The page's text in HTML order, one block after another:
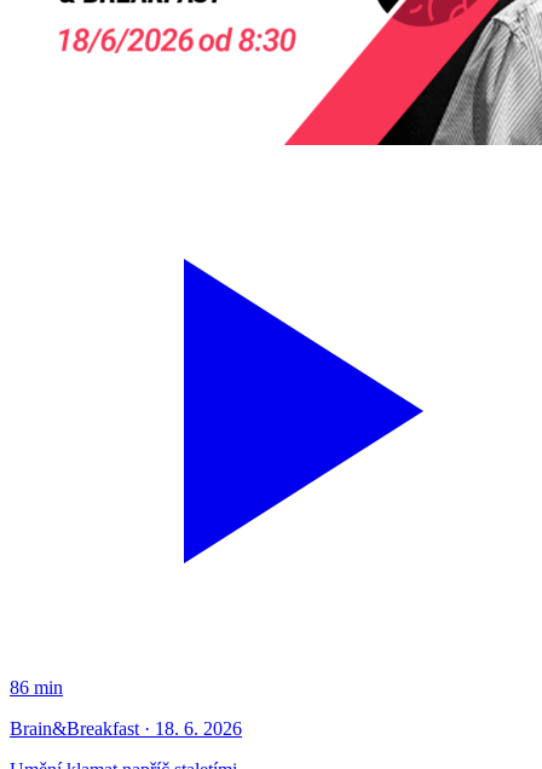
86 min
Brain&Breakfast · 18. 6. 2026